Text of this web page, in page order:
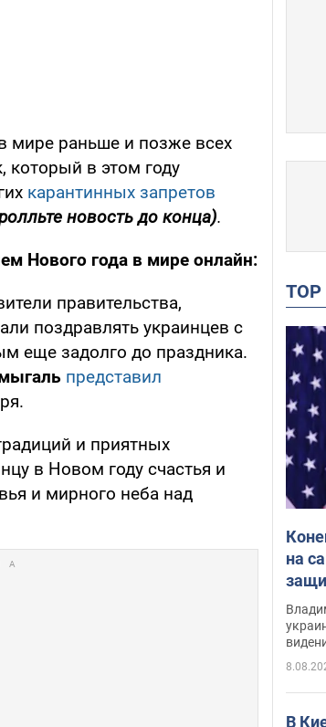
мире раньше и позже всех
в этом году
карантинных запретов
новость до конца).
Нового года в мире онлайн:
правительства,
поздравлять украинцев с
еще задолго до праздника.
представил
и приятных
в Новом году счастья и
и мирного неба над
на
В